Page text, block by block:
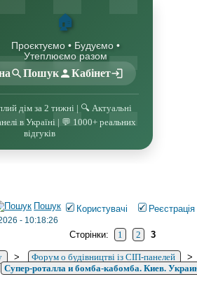
🏠
Проєктуємо • Будуємо •
Утеплюємо разом
Пошук Кабінет
дім за 2 тижні | 🔍 Актуальні
в Україні | 💬 1000+ реальних
відгуків
Пошук Користувачі Реєстрація
- 10:18:26
Сторінки: 1 2 3
> Форум о будівництві із СІП-панелей
Супер-роталла и бомба-кабомба. Киев.